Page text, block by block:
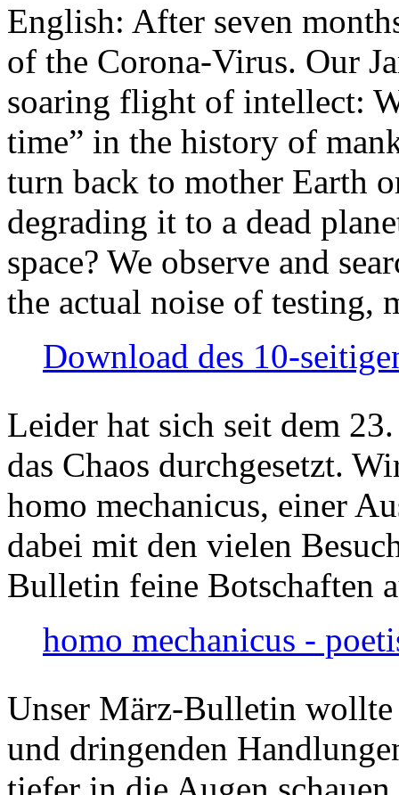
English: After seven
of the Corona-Virus. Our
soaring flight of intellect:
time” in the history of
turn back to mother Earth
degrading it to a dead
space? We observe and
the actual noise of testing,
Download des 10-
Leider hat sich seit dem
das Chaos durchgesetzt.
homo mechanicus, einer
dabei mit den vielen
Bulletin feine Botschaften
homo mechanicus -
Unser März-Bulletin
und dringenden